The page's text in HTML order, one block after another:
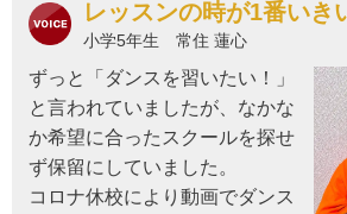
レッスンの時が1番いき
小学5年生 常住 蓮心
ずっと「ダンスを習いたい！」
と言われていましたが、なかな
か希望に合ったスクールを探せ
ず保留にしていました。
コロナ休校により動画でダンス